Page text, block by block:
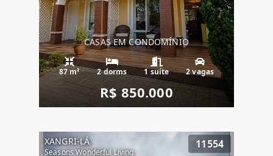
CASAS EM CONDOMÍNIO
87 m² 2 dorms 1 suíte 2 vagas
R$ 850.000
XANGRI-LÁ
Seasons Wonderful Living
11554